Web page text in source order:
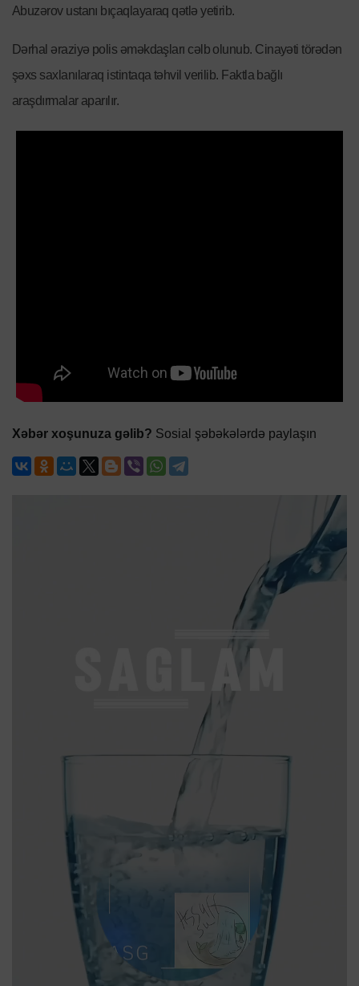
Abuzərov ustanı bıçaqlayaraq qətlə yetirib.
Dərhal əraziyə polis əməkdaşları cəlb olunub. Cinayəti törədən
şəxs saxlanılaraq istintaqa təhvil verilib. Faktla bağlı
araşdırmalar aparılır.
Xəbər xoşunuza gəlib? Sosial şəbəkələrdə paylaşın